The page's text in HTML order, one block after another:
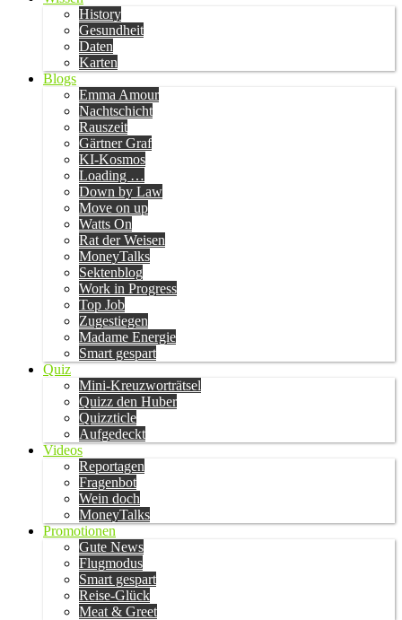
History
Gesundheit
Daten
Karten
Blogs
Emma Amour
Nachtschicht
Rauszeit
Gärtner Graf
KI-Kosmos
Loading …
Down by Law
Move on up
Watts On
Rat der Weisen
MoneyTalks
Sektenblog
Work in Progress
Top Job
Zugestiegen
Madame Energie
Smart gespart
Quiz
Mini-Kreuzworträtsel
Quizz den Huber
Quizzticle
Aufgedeckt
Videos
Reportagen
Fragenbot
Wein doch
MoneyTalks
Promotionen
Gute News
Flugmodus
Smart gespart
Reise-Glück
Meat & Greet